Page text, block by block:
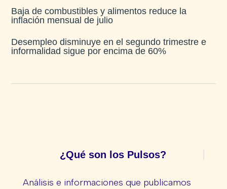
Baja de combustibles y alimentos reduce la
inflación mensual de julio​
Desempleo disminuye en el segundo trimestre e
informalidad sigue por encima de 60%
¿Qué son los Pulsos?
Análisis e informaciones que publicamos